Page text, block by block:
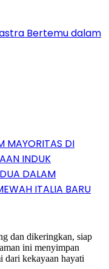
Bertemu dalam
MAYORITAS DI
INDUK
DALAM
ITALIA BARU